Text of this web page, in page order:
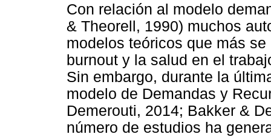
Con relación al modelo
& Theorell, 1990) muchos
modelos teóricos que más
burnout y la salud en el
Sin embargo, durante la
modelo de Demandas y
Demerouti, 2014; Bakker &
número de estudios ha